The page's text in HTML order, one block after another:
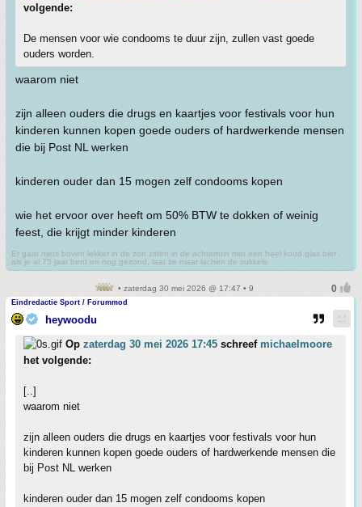
volgende:
De mensen voor wie condooms te duur zijn, zullen vast goede
ouders worden.
waarom niet
zijn alleen ouders die drugs en kaartjes voor festivals voor hun
kinderen kunnen kopen goede ouders of hardwerkende mensen
die bij Post NL werken
kinderen ouder dan 15 mogen zelf condooms kopen
wie het ervoor over heeft om 50% BTW te dokken of weinig
feest, die krijgt minder kinderen
Er gaat niets boven lekker in de zon zitten in de achtertuin met een heel koud glas bier ,
als je al 75 jaar bent en nog gezond, laat ze maar lachen de sukkels
• zaterdag 30 mei 2026 @ 17:47 • 9
Eindredactie Sport / Forummod
heywoodu
Op zaterdag 30 mei 2026 17:45 schreef michaelmoore
het volgende:
[..]
waarom niet
zijn alleen ouders die drugs en kaartjes voor festivals voor hun
kinderen kunnen kopen goede ouders of hardwerkende mensen die
bij Post NL werken
kinderen ouder dan 15 mogen zelf condooms kopen